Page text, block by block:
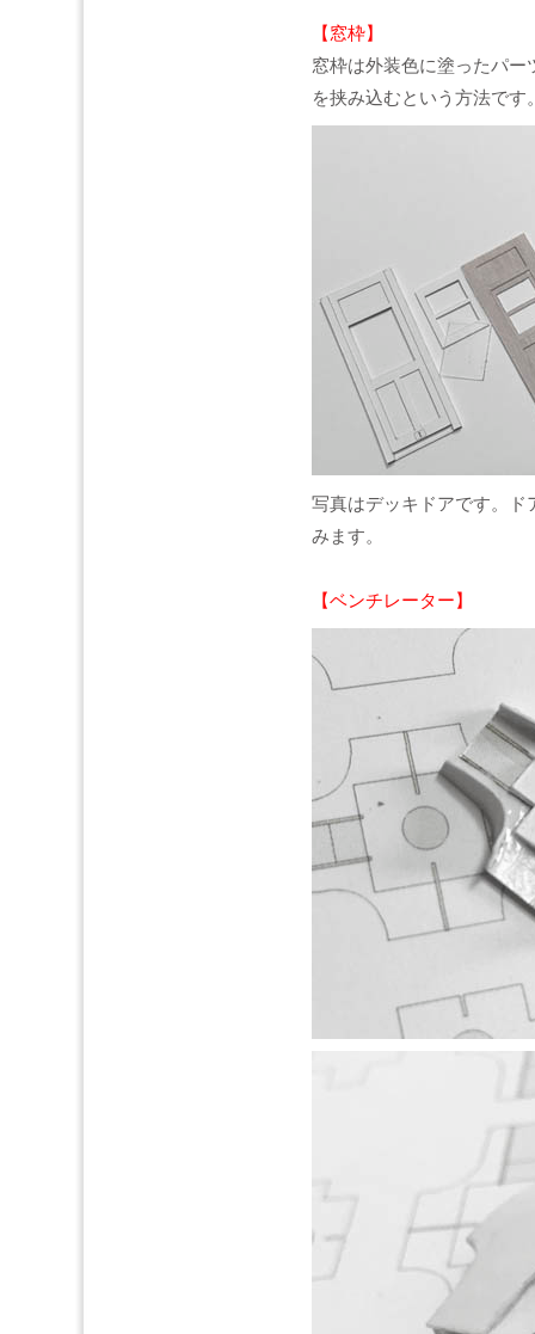
【窓枠】
窓枠は外装色に塗ったパ
を挟み込むという方法で
写真はデッキドアです。ド
みます。
【ベンチレーター】